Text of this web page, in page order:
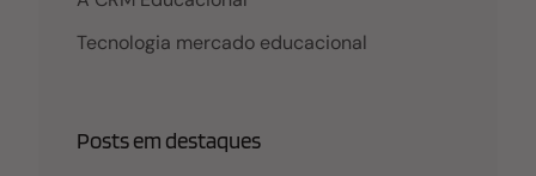
Tecnologia mercado educacional
Posts em destaques